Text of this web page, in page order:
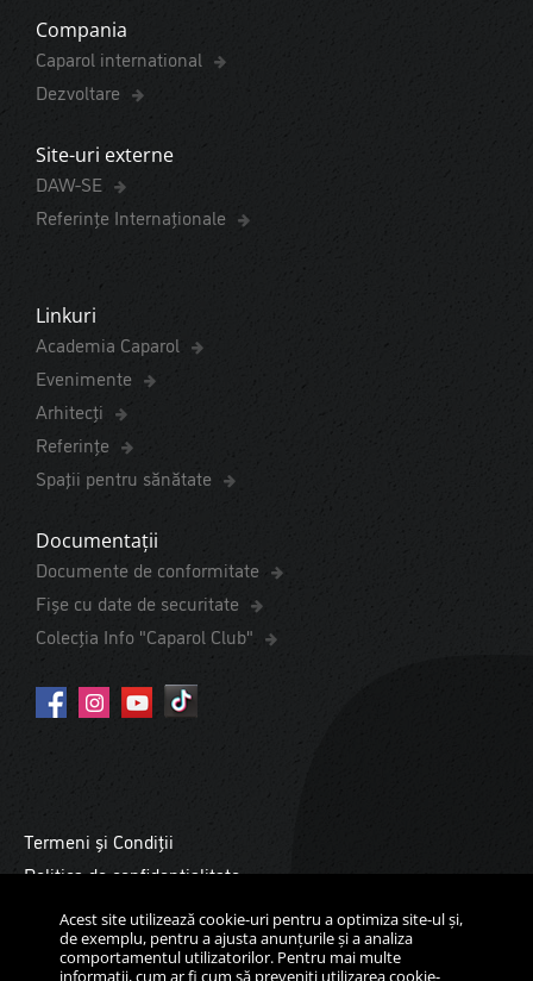
Compania
Caparol international
Dezvoltare
Site-uri externe
DAW-SE
Referințe Internaționale
Linkuri
Academia Caparol
Evenimente
Arhitecți
Referințe
Spaţii pentru sănătate
Documentații
Documente de conformitate
Fișe cu date de securitate
Colecția Info "Caparol Club"
Termeni și Condiții
Politica de confidențialitate
Copyright ©2026 Daw Benţa România. Toate drepturile
rezervate.
Acest site utilizează cookie-uri pentru a optimiza site-ul și,
de exemplu, pentru a ajusta anunțurile și a analiza
comportamentul utilizatorilor. Pentru mai multe
informații, cum ar fi cum să preveniți utilizarea cookie-